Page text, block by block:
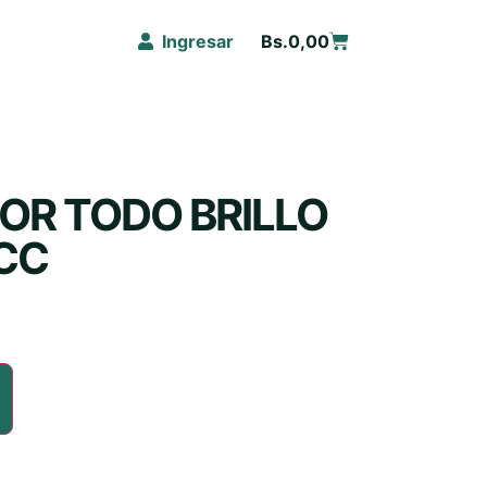
Ingresar Bs.0,00
TODO BRILLO